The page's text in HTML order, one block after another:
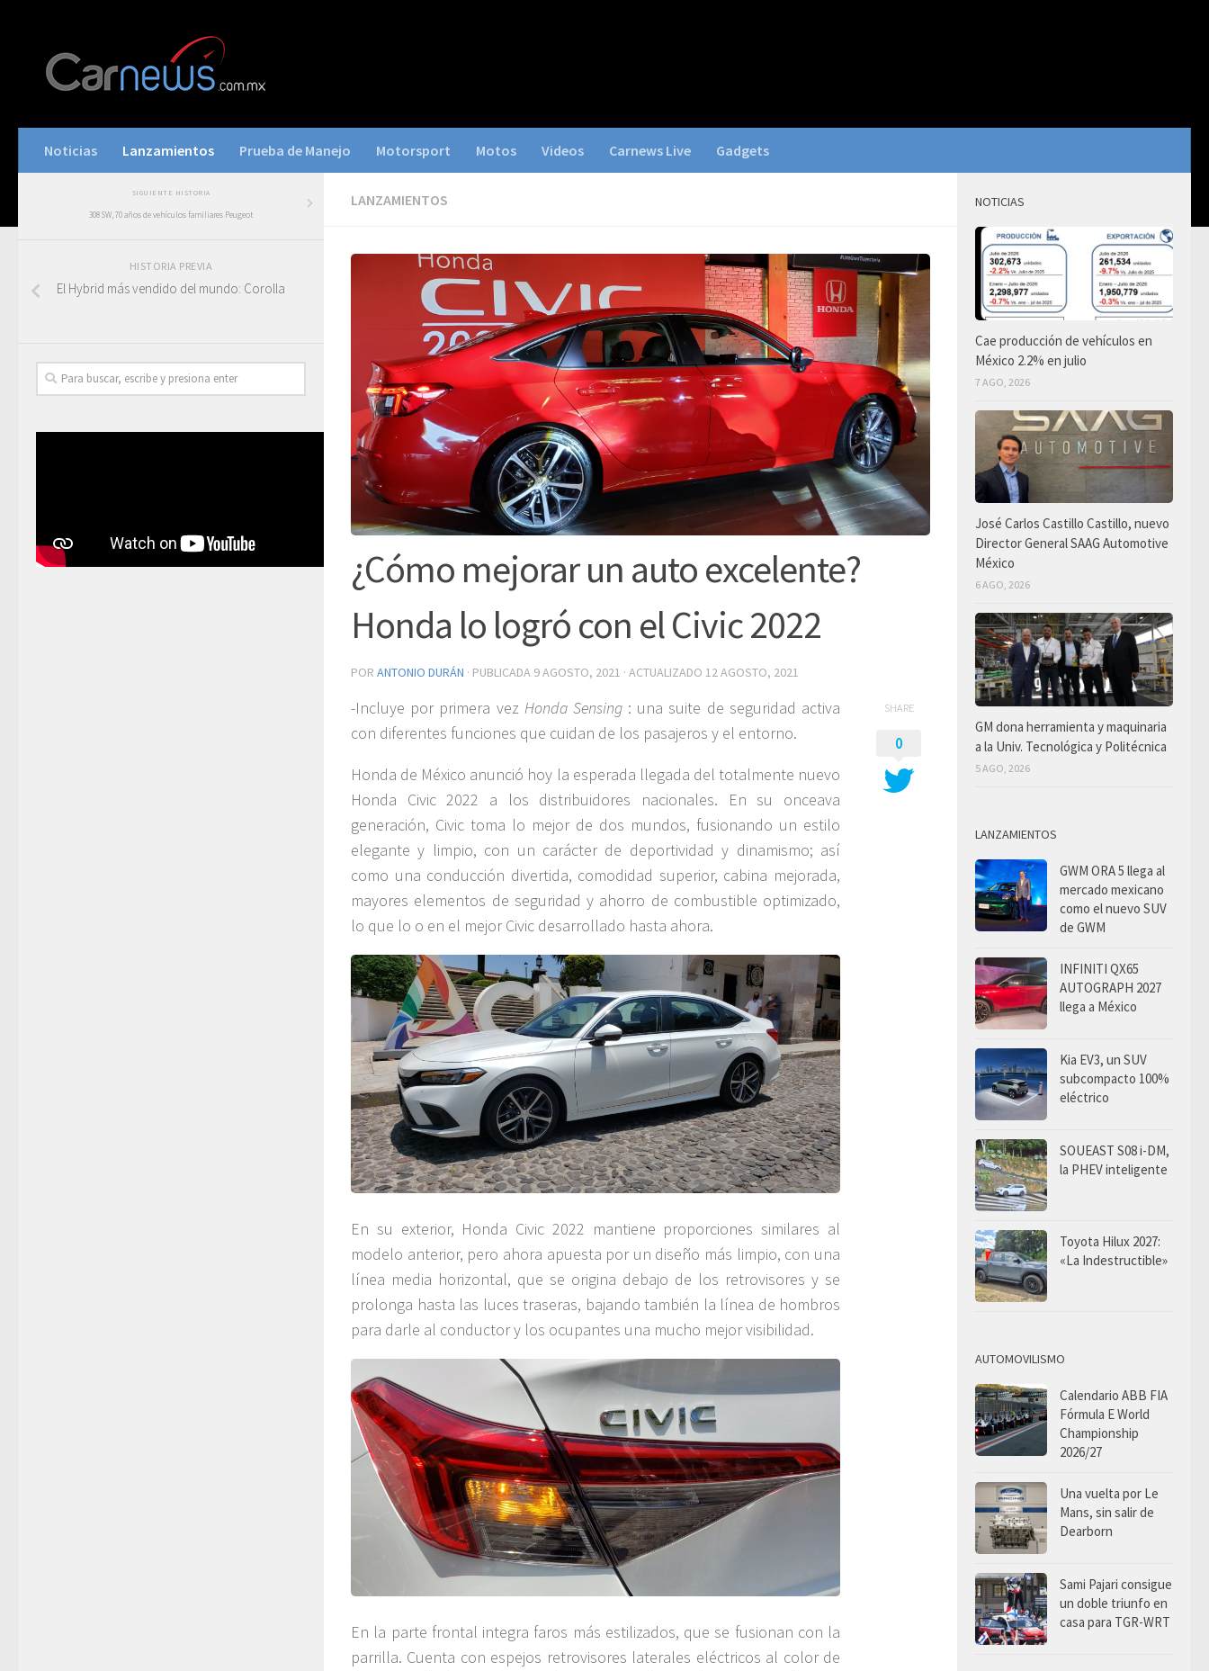
Noticias Lanzamientos Prueba de Manejo Motorsport Motos Videos Carnews Live Gadgets
LANZAMIENTOS
¿Cómo mejorar un auto excelente?
Honda lo logró con el Civic 2022
POR ANTONIO DURÁN · PUBLICADA 9 AGOSTO, 2021 · ACTUALIZADO 12 AGOSTO, 2021
-Incluye por primera vez Honda Sensing: una suite de seguridad activa
con diferentes funciones que cuidan de los pasajeros y el entorno.
Honda de México anunció hoy la esperada llegada del totalmente nuevo
Honda Civic 2022 a los distribuidores nacionales. En su onceava
generación, Civic toma lo mejor de dos mundos, fusionando un estilo
elegante y limpio, con un carácter de deportividad y dinamismo; así
como una conducción divertida, comodidad superior, cabina mejorada,
mayores elementos de seguridad y ahorro de combustible optimizado,
lo que lo o en el mejor Civic desarrollado hasta ahora.
En su exterior, Honda Civic 2022 mantiene proporciones similares al
modelo anterior, pero ahora apuesta por un diseño más limpio, con una
línea media horizontal, que se origina debajo de los retrovisores y se
prolonga hasta las luces traseras, bajando también la línea de hombros
para darle al conductor y los ocupantes una mucho mejor visibilidad.
En la parte frontal integra faros más estilizados, que se fusionan con la
parrilla. Cuenta con espejos retrovisores laterales eléctricos al color de
SHARE
0
SIGUIENTE HISTORIA
308 SW, 70 años de vehículos familiares Peugeot
HISTORIA PREVIA
El Hybrid más vendido del mundo: Corolla
NOTICIAS
Cae producción de vehículos en
México 2.2% en julio
7 AGO, 2026
José Carlos Castillo Castillo, nuevo
Director General SAAG Automotive
México
6 AGO, 2026
GM dona herramienta y maquinaria
a la Univ. Tecnológica y Politécnica
5 AGO, 2026
LANZAMIENTOS
GWM ORA 5 llega al
mercado mexicano
como el nuevo SUV
de GWM
INFINITI QX65
AUTOGRAPH 2027
llega a México
Kia EV3, un SUV
subcompacto 100%
eléctrico
SOUEAST S08 i-DM,
la PHEV inteligente
Toyota Hilux 2027:
«La Indestructible»
AUTOMOVILISMO
Calendario ABB FIA
Fórmula E World
Championship
2026/27
Una vuelta por Le
Mans, sin salir de
Dearborn
Sami Pajari consigue
un doble triunfo en
casa para TGR-WRT